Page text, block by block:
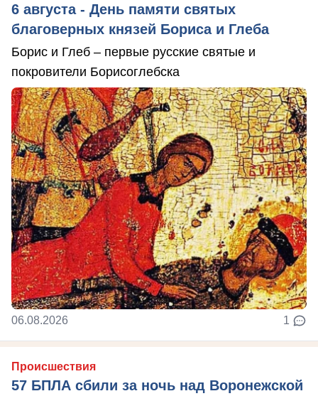
6 августа - День памяти святых
благоверных князей Бориса и Глеба
Борис и Глеб – первые русские святые и
покровители Борисоглебска
06.08.2026 1
Происшествия
57 БПЛА сбили за ночь над Воронежской